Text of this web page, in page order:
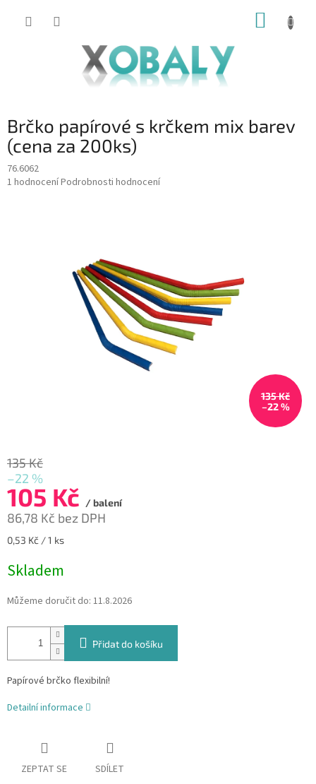
KOŠÍK
Brčko papírové s krčkem mix barev
(cena za 200ks)
76.6062
Průměrné
1 hodnoceníPodrobnosti hodnocení
135 Kč
–22 %
135 Kč
–22 %
105 Kč / balení
86,78 Kč bez DPH
Měrná
0,53 Kč / 1 ks
Skladem
Můžeme doručit do: 11.8.2026
Přidat do košíku
Papírové brčko flexibilní!
Detailní informace
ZEPTAT SE SDÍLET